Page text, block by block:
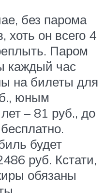
без парома
хоть он всего 4
Паром
каждый час
на билеты для
юным
– 81 руб., до
будет
руб. Кстати,
обязаны